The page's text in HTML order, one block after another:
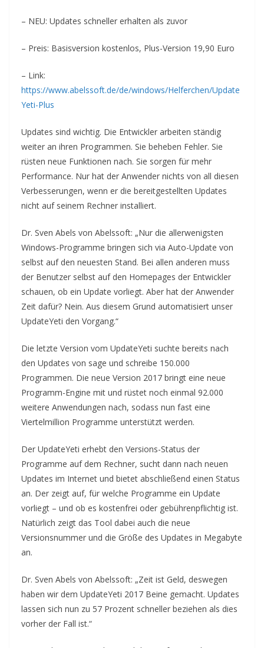
– NEU: Updates schneller erhalten als zuvor
– Preis: Basisversion kostenlos, Plus-Version 19,90 Euro
– Link:
https://www.abelssoft.de/de/windows/Helferchen/Update
Yeti-Plus
Updates sind wichtig. Die Entwickler arbeiten ständig
weiter an ihren Programmen. Sie beheben Fehler. Sie
rüsten neue Funktionen nach. Sie sorgen für mehr
Performance. Nur hat der Anwender nichts von all diesen
Verbesserungen, wenn er die bereitgestellten Updates
nicht auf seinem Rechner installiert.
Dr. Sven Abels von Abelssoft: „Nur die allerwenigsten
Windows-Programme bringen sich via Auto-Update von
selbst auf den neuesten Stand. Bei allen anderen muss
der Benutzer selbst auf den Homepages der Entwickler
schauen, ob ein Update vorliegt. Aber hat der Anwender
Zeit dafür? Nein. Aus diesem Grund automatisiert unser
UpdateYeti den Vorgang.“
Die letzte Version vom UpdateYeti suchte bereits nach
den Updates von sage und schreibe 150.000
Programmen. Die neue Version 2017 bringt eine neue
Programm-Engine mit und rüstet noch einmal 92.000
weitere Anwendungen nach, sodass nun fast eine
Viertelmillion Programme unterstützt werden.
Der UpdateYeti erhebt den Versions-Status der
Programme auf dem Rechner, sucht dann nach neuen
Updates im Internet und bietet abschließend einen Status
an. Der zeigt auf, für welche Programme ein Update
vorliegt – und ob es kostenfrei oder gebührenpflichtig ist.
Natürlich zeigt das Tool dabei auch die neue
Versionsnummer und die Größe des Updates in Megabyte
an.
Dr. Sven Abels von Abelssoft: „Zeit ist Geld, deswegen
haben wir dem UpdateYeti 2017 Beine gemacht. Updates
lassen sich nun zu 57 Prozent schneller beziehen als dies
vorher der Fall ist.“